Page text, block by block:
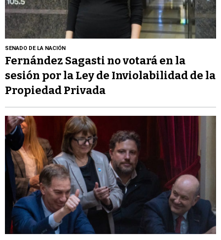
SENADO DE LA NACIÓN
Fernández Sagasti no votará en la
sesión por la Ley de Inviolabilidad de la
Propiedad Privada